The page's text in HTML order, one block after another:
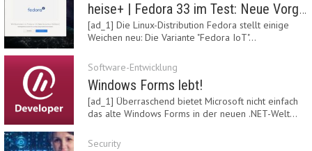
heise+ | Fedora 33 im Test: Neue Vorgaben mit Btrfs, Systemd-Resolved und zRAM
[ad_1] Die Linux-Distribution Fedora stellt einige
Weichen neu: Die Variante "Fedora IoT"…
Software-Entwicklung
Windows Forms lebt!
[ad_1] Überraschend bietet Microsoft nicht einfach
das alte Windows Forms in der neuen .NET-Welt…
Security